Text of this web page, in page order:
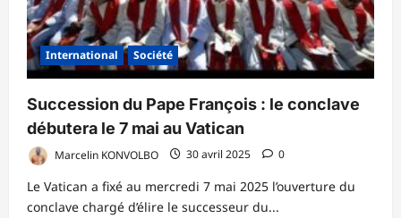
International Société
Succession du Pape François : le conclave
débutera le 7 mai au Vatican
Marcelin KONVOLBO 30 avril 2025 0
Le Vatican a fixé au mercredi 7 mai 2025 l’ouverture du
conclave chargé d’élire le successeur du...